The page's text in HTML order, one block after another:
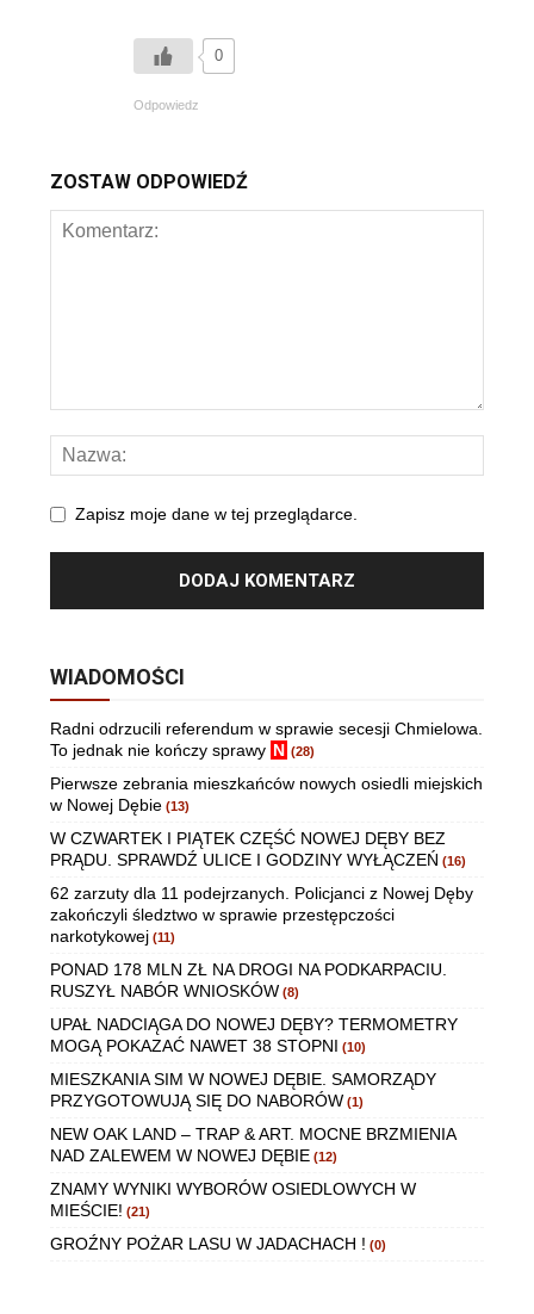
0
Odpowiedz
ZOSTAW ODPOWIEDŹ
Zapisz moje dane w tej przeglądarce.
WIADOMOŚCI
Radni odrzucili referendum w sprawie secesji Chmielowa.
To jednak nie kończy sprawy N (28)
Pierwsze zebrania mieszkańców nowych osiedli miejskich
w Nowej Dębie (13)
W CZWARTEK I PIĄTEK CZĘŚĆ NOWEJ DĘBY BEZ
PRĄDU. SPRAWDŹ ULICE I GODZINY WYŁĄCZEŃ (16)
62 zarzuty dla 11 podejrzanych. Policjanci z Nowej Dęby
zakończyli śledztwo w sprawie przestępczości
narkotykowej (11)
PONAD 178 MLN ZŁ NA DROGI NA PODKARPACIU.
RUSZYŁ NABÓR WNIOSKÓW (8)
UPAŁ NADCIĄGA DO NOWEJ DĘBY? TERMOMETRY
MOGĄ POKAZAĆ NAWET 38 STOPNI (10)
MIESZKANIA SIM W NOWEJ DĘBIE. SAMORZĄDY
PRZYGOTOWUJĄ SIĘ DO NABORÓW (1)
NEW OAK LAND – TRAP & ART. MOCNE BRZMIENIA
NAD ZALEWEM W NOWEJ DĘBIE (12)
ZNAMY WYNIKI WYBORÓW OSIEDLOWYCH W
MIEŚCIE! (21)
GROŹNY POŻAR LASU W JADACHACH ! (0)